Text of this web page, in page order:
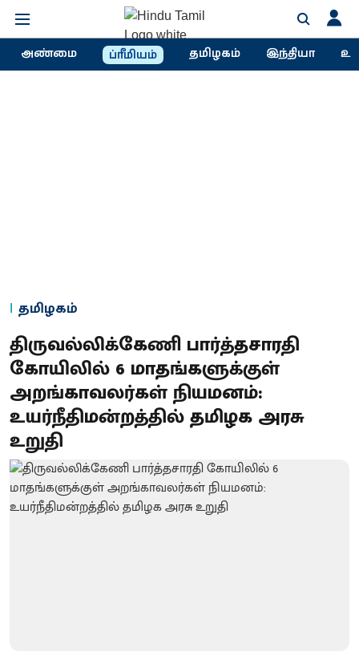
அண்மை ப்ரீமியம் தமிழகம் இந்தியா
தமிழகம்
திருவல்லிக்கேணி பார்த்தசாரதி
கோயிலில் 6 மாதங்களுக்குள்
அறங்காவலர்கள் நியமனம்:
உயர்நீதிமன்றத்தில் தமிழக அரசு
உறுதி